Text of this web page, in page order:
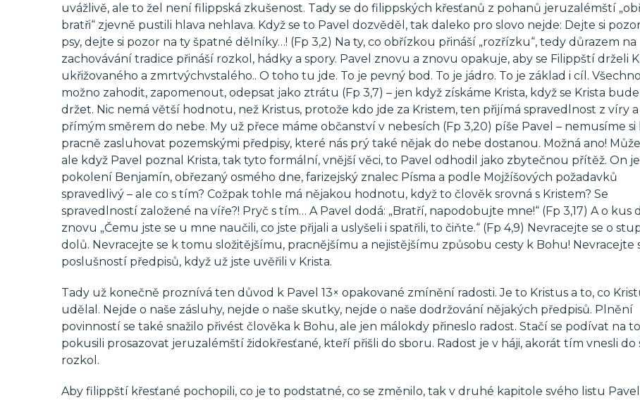
uvážlivě, ale to žel není filippská zkušenost. Tady se do filippských křesťanů z pohanů jeruzalémští
bratři“ zjevně pustili hlava nehlava. Když se to Pavel dozvěděl, tak daleko pro slovo nejde: Dejte si
psy, dejte si pozor na ty špatné dělníky…! (Fp 3,2) Na ty, co obřízkou přináší „rozřízku“, tedy důrazem na
zachovávání tradice přináší rozkol, hádky a spory. Pavel znovu a znovu opakuje, aby se Filippští drželi
ukřižovaného a zmrtvýchvstalého.. O toho tu jde. To je pevný bod. To je jádro. To je základ i cíl.
možno zahodit, zapomenout, odepsat jako ztrátu (Fp 3,7) – jen když získáme Krista, když se Krista
držet. Nic nemá větší hodnotu, než Kristus, protože kdo jde za Kristem, ten přijímá spravedlnost z víry
přímým směrem do nebe. My už přece máme občanství v nebesích (Fp 3,20) píše Pavel – nemusíme si
pracně zasluhovat pozemskými předpisy, které nás prý také nějak do nebe dostanou. Možná ano!
ale když Pavel poznal Krista, tak tyto formální, vnější věci, to Pavel odhodil jako zbytečnou přítěž. On je
pokolení Benjamín, obřezaný osmého dne, farizejský znalec Písma a podle Mojžíšových požadavků
spravedlivý – ale co s tím? Cožpak tohle má nějakou hodnotu, když to člověk srovná s Kristem? Se
spravedlností založené na víře?! Pryč s tím… A Pavel dodá: „Bratří, napodobujte mne!“ (Fp 3,17) A o kus
znovu „Čemu jste se u mne naučili, co jste přijali a uslyšeli i spatřili, to čiňte.“ (Fp 4,9) Nevracejte se o
dolů. Nevracejte se k tomu složitějšímu, pracnějšímu a nejistějšímu způsobu cesty k Bohu! Nevracejte
poslušností předpisů, když už jste uvěřili v Krista.
Tady už konečně proznívá ten důvod k Pavel 13× opakované zmínění radosti. Je to Kristus a to, co
udělal. Nejde o naše zásluhy, nejde o naše skutky, nejde o naše dodržování nějakých předpisů. Plnění
povinností se také snažilo přivést člověka k Bohu, ale jen málokdy přineslo radost. Stačí se podívat na
pokusili prosazovat jeruzalémští židokřesťané, kteří přišli do sboru. Radost je v háji, akorát tím vnesli do
rozkol.
Aby filippští křesťané pochopili, co je to podstatné, co se změnilo, tak v druhé kapitole svého listu Pavel